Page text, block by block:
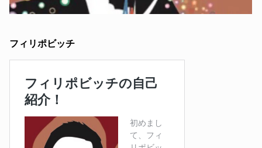
フィリポビッチ